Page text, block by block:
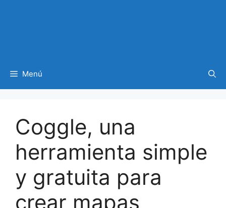
Menú
Coggle, una
herramienta simple
y gratuita para
crear mapas